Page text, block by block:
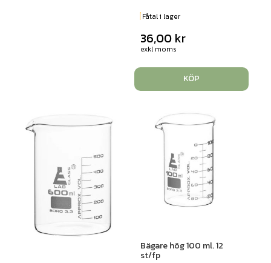
Fåtal i lager
36,00 kr
exkl moms
KÖP
Bägare hög 100 ml. 12
st/fp